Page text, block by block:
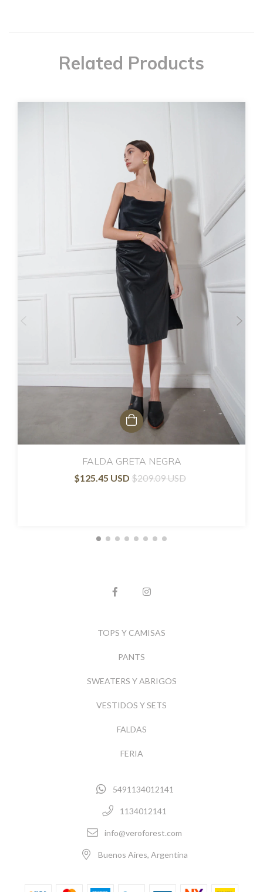
Related Products
FALDA GRETA NEGRA
$125.45 USD $209.09 USD
TOPS Y CAMISAS
PANTS
SWEATERS Y ABRIGOS
VESTIDOS Y SETS
FALDAS
FERIA
5491134012141
1134012141
info@veroforest.com
Buenos Aires, Argentina